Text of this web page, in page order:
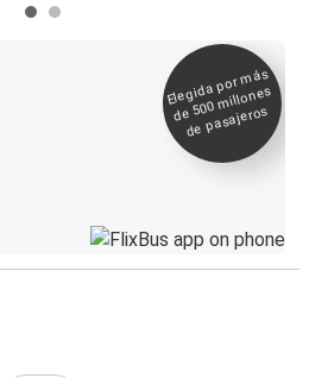
Elegida por
más
de 500
millones
de pasajeros